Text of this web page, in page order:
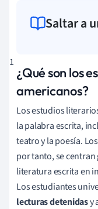
Saltar a
¿Qué son los
americanos?
Los estudios
la palabra escrita,
teatro y la poesía.
por tanto, se
literatura escrita en
Los estudiantes
lecturas detenidasy
1